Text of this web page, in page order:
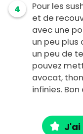
4
Pour les
et de
avec une
un peu plus
un peu de
pouvez
avocat,
infinies.